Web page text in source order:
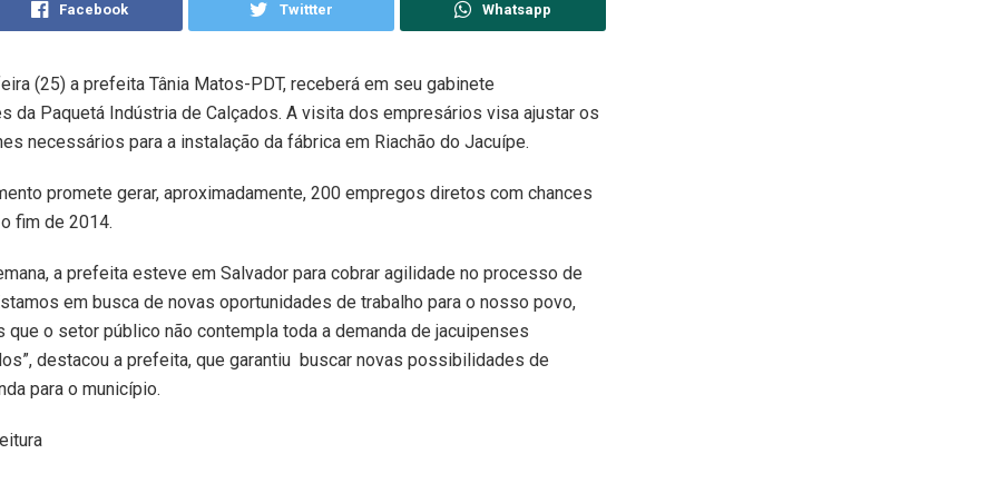
Facebook Twittter Whatsapp
(25) a prefeita Tânia Matos-PDT, receberá em seu gabinete
da Paquetá Indústria de Calçados. A visita dos empresários visa ajustar os
necessários para a instalação da fábrica em Riachão do Jacuípe.
promete gerar, aproximadamente, 200 empregos diretos com chances
fim de 2014.
a prefeita esteve em Salvador para cobrar agilidade no processo de
em busca de novas oportunidades de trabalho para o nosso povo,
que o setor público não contempla toda a demanda de jacuipenses
destacou a prefeita, que garantiu buscar novas possibilidades de
para o município.